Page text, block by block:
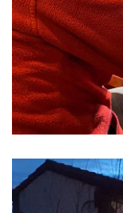
Servicios
Copco